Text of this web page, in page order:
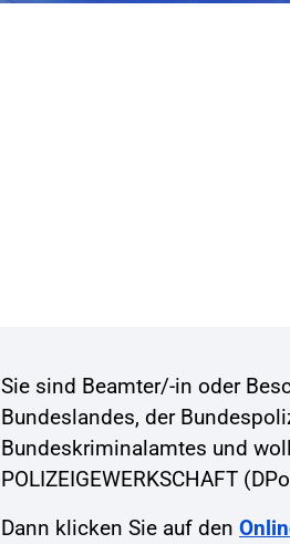
Sie sind Beamter/-in oder
Bundeslandes, der
Bundeskriminalamtes und
POLIZEIGEWERKSCHAFT
Dann klicken Sie auf den